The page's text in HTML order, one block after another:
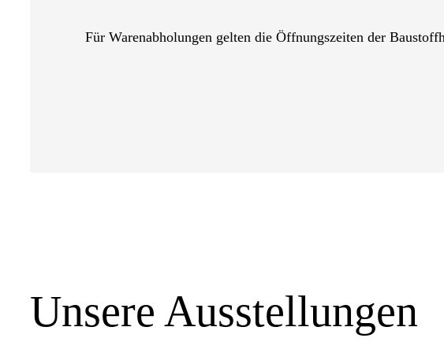
Für Warenabholungen gelten die Öffnungszeiten der
Unsere Ausstellungen